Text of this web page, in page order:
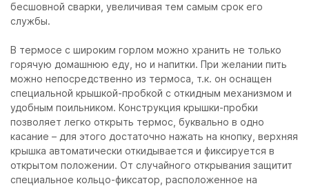
бесшовной сварки, увеличивая тем самым срок его
службы.
В термосе c широким горлом можно хранить не только
горячую домашнюю еду, но и напитки. При желании пить
можно непосредственно из термоса, т.к. он оснащен
специальной крышкой-пробкой с откидным механизмом и
удобным поильником. Конструкция крышки-пробки
позволяет легко открыть термос, буквально в одно
касание – для этого достаточно нажать на кнопку, верхняя
крышка автоматически откидывается и фиксируется в
открытом положении. От случайного открывания защитит
специальное кольцо-фиксатор, расположенное на